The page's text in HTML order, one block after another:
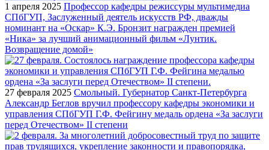
1 апреля 2025 Профессор кафедры режиссуры мультимедиа
СПбГУП, Заслуженный деятель искусств РФ, дважды
номинант на «Оскар» К.Э. Бронзит награжден премией
«Ника» за лучший анимационный фильм «Лунтик.
Возвращение домой»
27 февраля 2025 Смольный. Губернатор Санкт-Петербурга
Александр Беглов вручил профессору кафедры экономики и
управления СПбГУП Г.Ф. Фейгину медаль ордена «За заслуги
перед Отечеством» II степени